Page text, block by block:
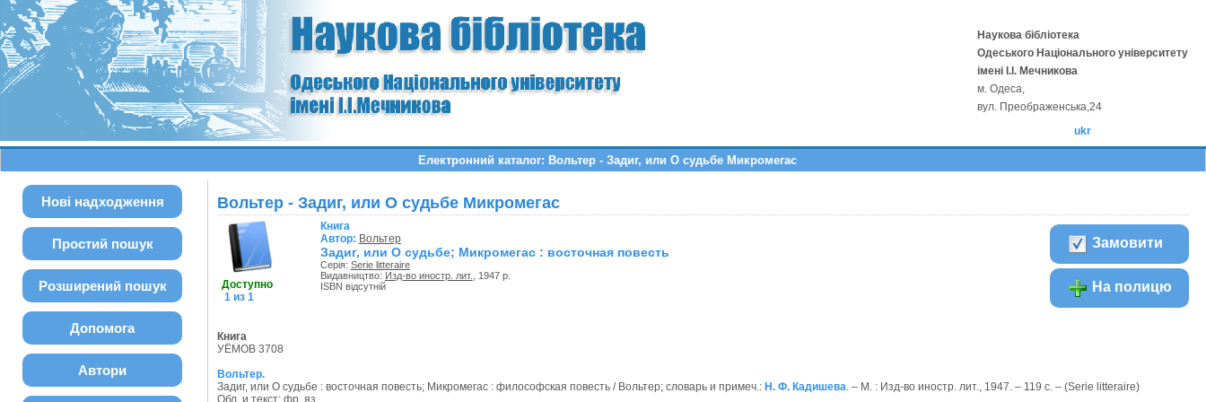
Наукова бібліотека
Одеського Національного університету
імені І.І. Мечникова
м. Одеса,
вул. Преображенська,24
ukr
Електронний каталог: Вольтер - Задиг, или О судьбе Микромегас
Нові надходження
Простий пошук
Розширений пошук
Допомога
Автори
Вольтер - Задиг, или О судьбе Микромегас
Доступно
1 из 1
Книга
Автор: Вольтер
Задиг, или О судьбе; Микромегас : восточная повесть
Серія: Serie litteraire
Видавництво: Изд-во иностр. лит.
, 1947 р.
ISBN відсутній
Замовити
На полицю
Книга
УЁМОВ 3708
Вольтер.
Задиг, или О судьбе : восточная повесть; Микромегас : философская повесть / Вольтер; словарь и примеч.: Н. Ф. Кадишева. – М. : Изд-во иностр. лит., 1947. – 119 с. – (Serie litteraire)
Обл. и текст: фр. яз.